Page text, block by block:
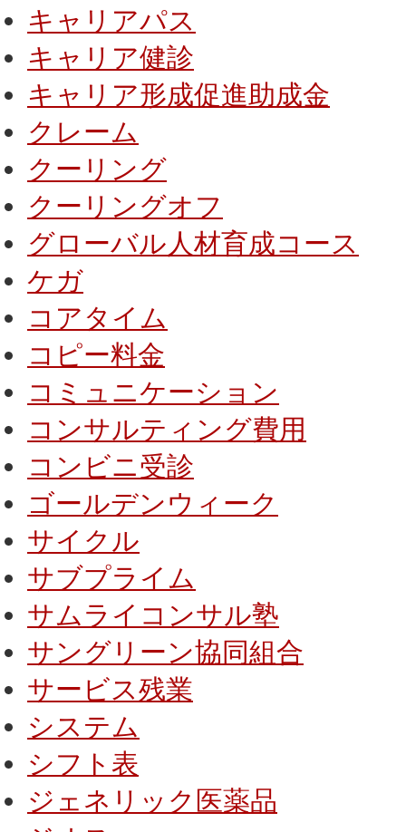
キャリアパス
キャリア健診
キャリア形成促進助成金
クレーム
クーリング
クーリングオフ
グローバル人材育成コース
ケガ
コアタイム
コピー料金
コミュニケーション
コンサルティング費用
コンビニ受診
ゴールデンウィーク
サイクル
サブプライム
サムライコンサル塾
サングリーン協同組合
サービス残業
システム
シフト表
ジェネリック医薬品